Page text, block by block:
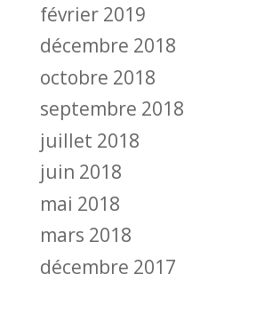
février 2019
décembre 2018
octobre 2018
septembre 2018
juillet 2018
juin 2018
mai 2018
mars 2018
décembre 2017